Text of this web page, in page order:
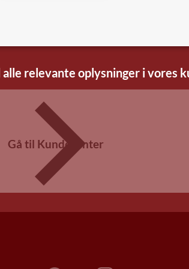
relevante oplysninger i vores
Gå til Kundecenter